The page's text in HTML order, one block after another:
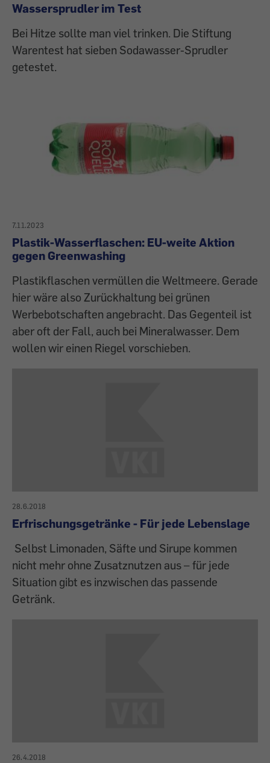
Wassersprudler im Test
Bei Hitze sollte man viel trinken. Die Stiftung
Warentest hat sieben Sodawasser-Sprudler
getestet.
7.11.2023
Plastik-Wasserflaschen: EU-weite Aktion
gegen Greenwashing
Plastikflaschen vermüllen die Weltmeere. Gerade
hier wäre also Zurückhaltung bei grünen
Werbebotschaften angebracht. Das Gegenteil ist
aber oft der Fall, auch bei Mineralwasser. Dem
wollen wir einen Riegel vorschieben.
28.6.2018
Erfrischungsgetränke - Für jede Lebenslage
Selbst Limonaden, Säfte und Sirupe kommen
nicht mehr ohne Zusatznutzen aus – für jede
Situation gibt es inzwischen das passende
Getränk.
26.4.2018